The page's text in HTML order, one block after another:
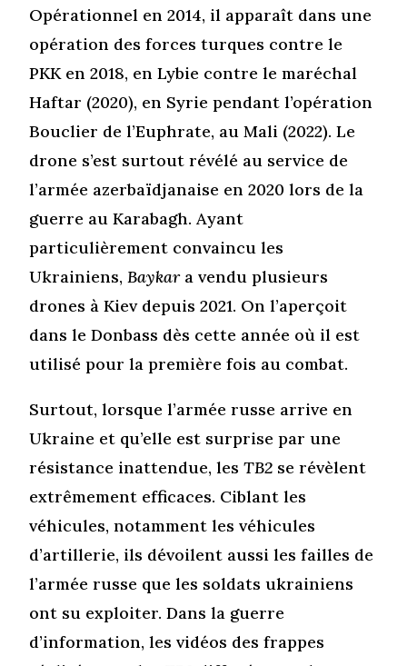
Opérationnel en 2014, il apparaît dans une
opération des forces turques contre le
PKK en 2018, en Lybie contre le maréchal
Haftar (2020), en Syrie pendant l’opération
Bouclier de l’Euphrate, au Mali (2022). Le
drone s’est surtout révélé au service de
l’armée azerbaïdjanaise en 2020 lors de la
guerre au Karabagh. Ayant
particulièrement convaincu les
Ukrainiens,Baykara vendu plusieurs
drones à Kiev depuis 2021. On l’aperçoit
dans le Donbass dès cette année où il est
utilisé pour la première fois au combat.
Surtout, lorsque l’armée russe arrive en
Ukraine et qu’elle est surprise par une
résistance inattendue, lesTB2 se révèlent
extrêmement efficaces. Ciblant les
véhicules, notamment les véhicules
d’artillerie, ils dévoilent aussi les failles de
l’armée russe que les soldats ukrainiens
ont su exploiter. Dans la guerre
d’information, les vidéos des frappes